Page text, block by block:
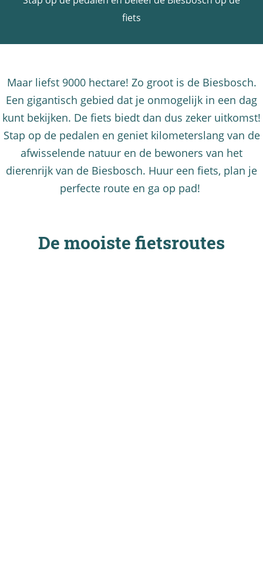
a
g
fiets
Maar liefst 9000 hectare! Zo groot is de Biesbosch.
Een gigantisch gebied dat je onmogelijk in een dag
kunt bekijken. De fiets biedt dan dus zeker uitkomst!
Stap op de pedalen en geniet kilometerslang van de
afwisselende natuur en de bewoners van het
dierenrijk van de Biesbosch. Huur een fiets, plan je
perfecte route en ga op pad!
De mooiste fietsroutes